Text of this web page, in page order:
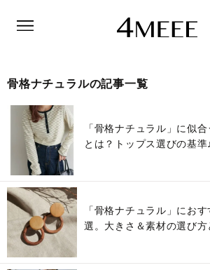
骨格ナチュラルの記事一覧
「骨格ナチュラル」に似
とは？トップス選びの基準
「骨格ナチュラル」にお
選。大きさ＆素材の選び方